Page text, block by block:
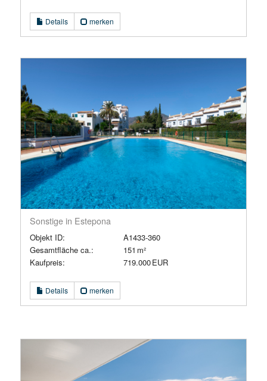
Details merken
Sonstige in Estepona
Objekt ID:
A1433-360
Gesamtfläche ca.:
151 m²
Kaufpreis:
719.000 EUR
Details merken